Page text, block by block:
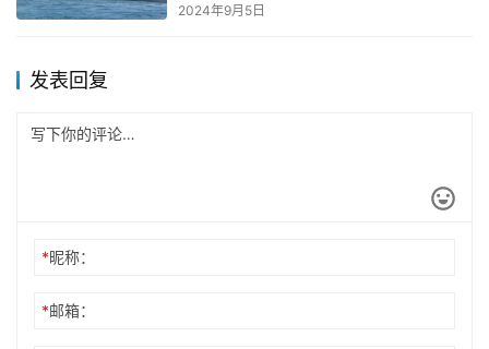
2024年9月5日
发表回复
*昵称：
*邮箱：